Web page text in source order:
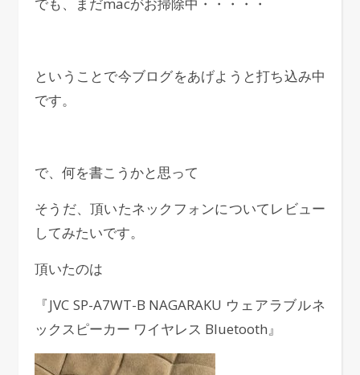
ということで今ブログをあげようと打ち込み中
です。
で、何を書こうかと思って
そうだ、頂いたネックフォンについてレビュー
してみたいです。
頂いたのは
『JVC SP-A7WT-B NAGARAKU ウェアラブルネ
ックスピーカー ワイヤレス Bluetooth』